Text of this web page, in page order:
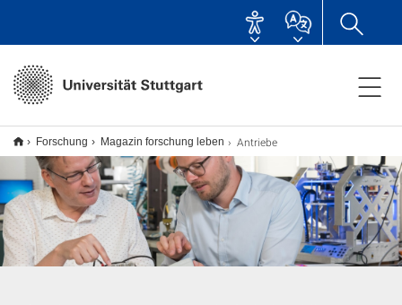
Forschung Magazin forschung leben Antriebe